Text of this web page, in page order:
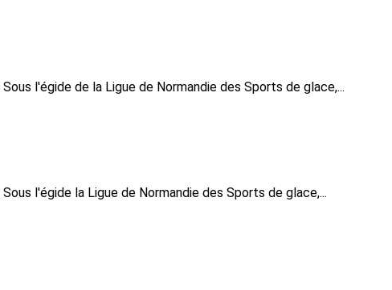
l'égide de la Ligue de Normandie des Sports de glace,...
l'égide la Ligue de Normandie des Sports de glace,...